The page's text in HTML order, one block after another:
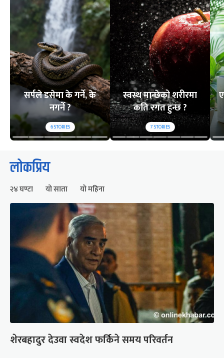
सर्पले डसेमा के गर्ने, के
नगर्ने ?
6STORIES
स्वस्थ मान्छेको शरीरमा
कति रगत हुन्छ ?
7STORIES
लोकप्रिय
२४ घण्टा यो साता यो महिना
शेरबहादुर देउवा स्वदेश फर्किने समय परिवर्तन